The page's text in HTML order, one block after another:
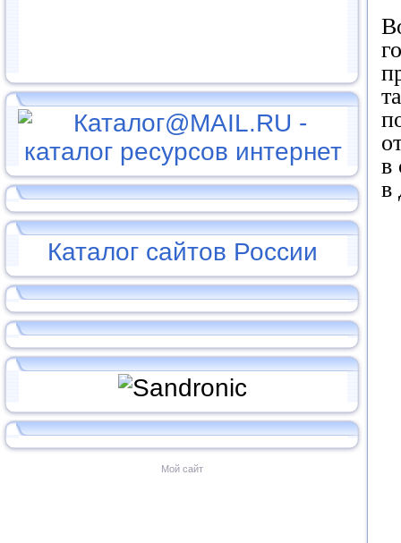
Каталог сайтов России
Мой сайт
в
в